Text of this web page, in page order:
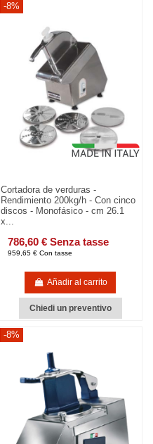
-8%
Cortadora de verduras -
Rendimiento 200kg/h - Con cinco
discos - Monofásico - cm 26.1
x...
786,60 € Senza tasse
959,65 € Con tasse
Añadir al carrito
Chiedi un preventivo
-8%